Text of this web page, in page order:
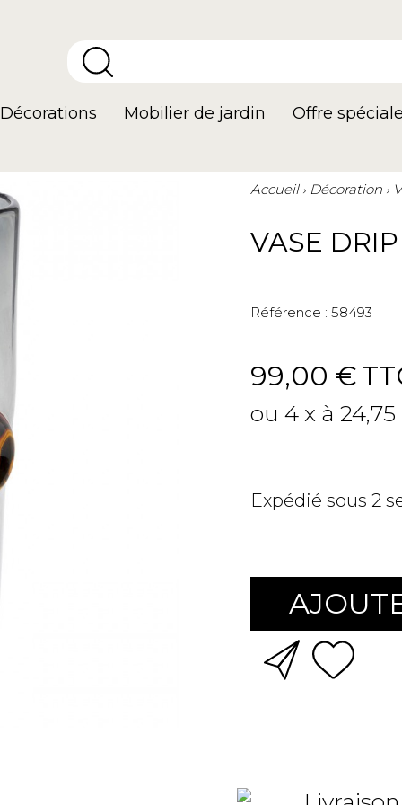
Décorations Mobilier de jardin Offre
Accueil Décoration
VASE
Référence : 58493
99,00 €
ou 4 x à
Expédié sous 2